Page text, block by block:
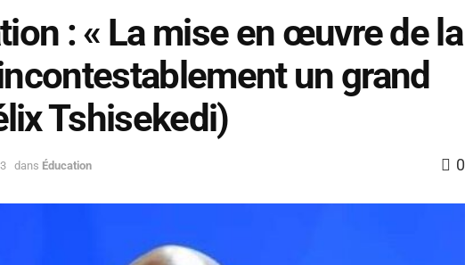
: « La mise en œuvre de la
un grand
Tshisekedi)
dans Éducation 0